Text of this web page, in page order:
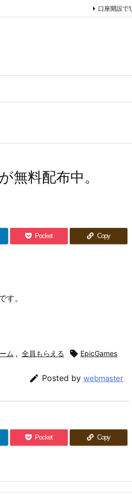
口座開設で
料配布中。
Pocket Copy
。
ム , 全員もらえる  EpicGames
 Posted by webmaster
Pocket Copy